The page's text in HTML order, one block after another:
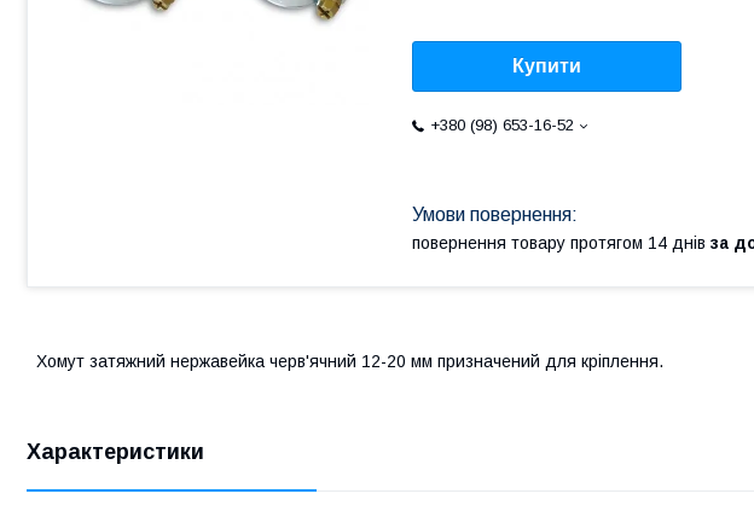
Купити
+380 (98) 653-16-52
повернення товару протягом 14 днів за
Хомут затяжний нержавейка черв'ячний 12-20 мм призначений для кріплення.
Характеристики